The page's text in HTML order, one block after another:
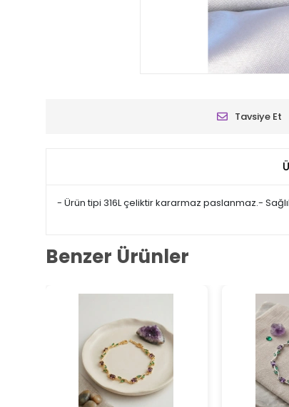
Tavsiye Et
- Ürün tipi 316L çeliktir kararmaz paslanmaz.-
Benzer Ürünler